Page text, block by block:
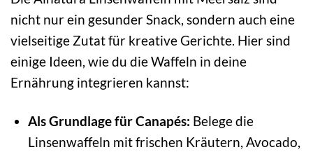
nicht nur ein gesunder Snack, sondern auch eine
vielseitige Zutat für kreative Gerichte. Hier sind
einige Ideen, wie du die Waffeln in deine
Ernährung integrieren kannst:
Als Grundlage für Canapés: Belege die
Linsenwaffeln mit frischen Kräutern, Avocado,